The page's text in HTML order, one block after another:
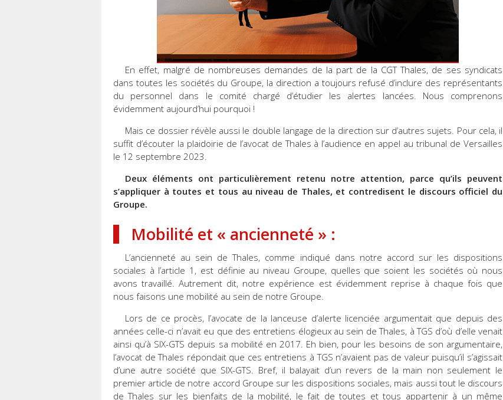
En effet, malgré de nombreuses demandes de la part de la CGT Thales, de ses syndicats
dans toutes les sociétés du Groupe, la direction a toujours refusé d’inclure des représentants
du personnel dans le comité chargé d’étudier les alertes lancées. Nous comprenons
évidemment aujourd’hui pourquoi !
Mais ce dossier révèle aussi le double langage de la direction sur d’autres sujets. Pour cela, il
suffit d’écouter la plaidoirie de l’avocat de Thales à l’audience en appel au tribunal de Versailles
le 12 septembre 2023.
Deux éléments ont particulièrement retenu notre attention, parce qu’ils peuvent
s’appliquer à toutes et tous au niveau de Thales, et contredisent le discours officiel du
Groupe.
Mobilité et « ancienneté » :
L’ancienneté au sein de Thales, comme indiqué dans notre accord sur les dispositions
sociales à l’article 1, est définie au niveau Groupe, quelles que soient les sociétés où nous
avons travaillé. Autrement dit, notre expérience est évidemment reprise à chaque fois que
nous faisons une mobilité au sein de notre Groupe.
Lors de ce procès, l’avocate de la lanceuse d’alerte licenciée argumentait que depuis des
années celle-ci n’avait eu que des entretiens élogieux au sein de Thales, à TGS d’où d’elle venait
ainsi qu’à SIX-GTS depuis sa mobilité en 2017. Eh bien, pour les besoins de son argumentaire,
l’avocat de Thales répondait que ces entretiens à TGS n’avaient pas de valeur puisqu’il s’agissait
d’une autre société que SIX-GTS. Bref, il balayait d’un revers de la main non seulement le
premier article de notre accord Groupe sur les dispositions sociales, mais aussi tout le discours
de Thales sur les bienfaits de la mobilité, le fait de toutes et tous appartenir à un même